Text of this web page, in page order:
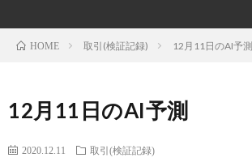
HOME 取引(検証記録) 12月11日のAI予測
12月11日のAI予測
2020.12.11 取引(検証記録)